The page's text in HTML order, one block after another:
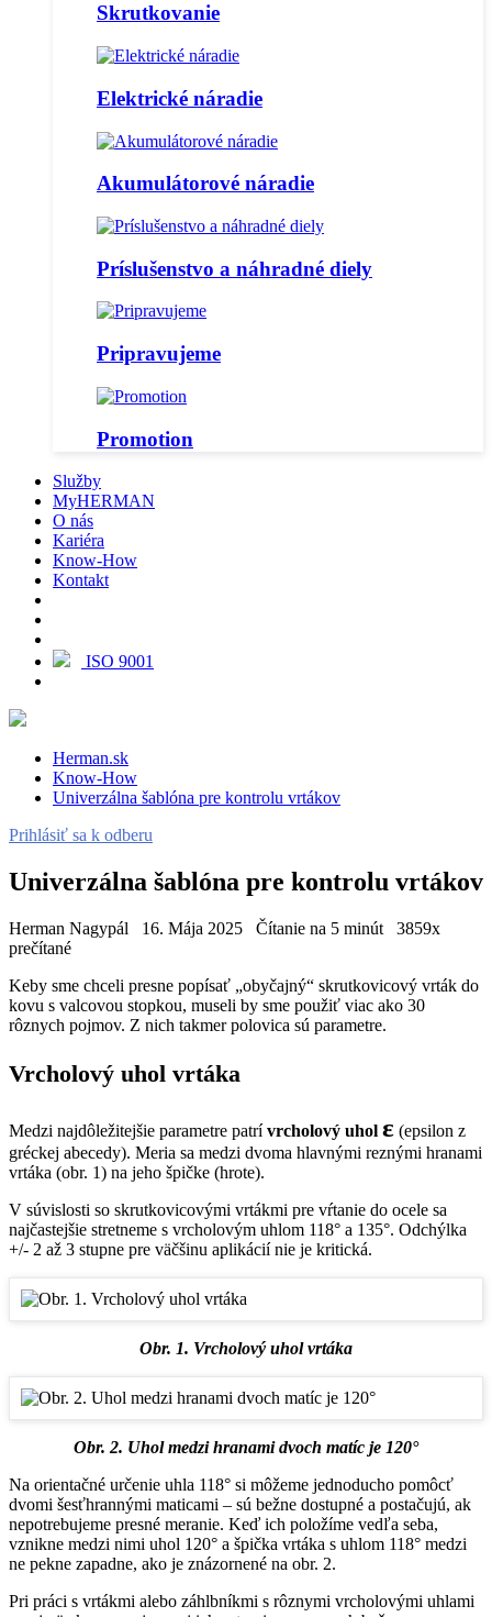
Skrutkovanie
Elektrické náradie
Akumulátorové náradie
Príslušenstvo a náhradné diely
Pripravujeme
Promotion
Služby
MyHERMAN
O nás
Kariéra
Know-How
Kontakt
ISO 9001
Herman.sk
Know-How
Univerzálna šablóna pre kontrolu vrtákov
Prihlásiť sa k odberu
Univerzálna šablóna pre kontrolu vrtákov
Herman Nagypál 16. Mája 2025 Čítanie na 5 minút
3859x
prečítané
Keby sme chceli presne popísať „obyčajný“ skrutkovicový vrták do
kovu s valcovou stopkou, museli by sme použiť viac ako 30
rôznych pojmov. Z nich takmer polovica sú parametre.
Vrcholový uhol vrtáka
Medzi najdôležitejšie parametre patrívrcholový uhol ε (epsilon z
gréckej abecedy). Meria sa medzi dvoma hlavnými reznými hranami
vrtáka (obr. 1) na jeho špičke (hrote).
V súvislosti so skrutkovicovými vrtákmi pre vŕtanie do ocele sa
najčastejšie stretneme s vrcholovým uhlom 118° a 135°. Odchýlka
+/- 2 až 3 stupne pre väčšinu aplikácií nie je kritická.
Obr. 1. Vrcholový uhol vrtáka
Obr. 2. Uhol medzi hranami dvoch matíc je 120°
Na orientačné určenie uhla 118° si môžeme jednoducho pomôcť
dvomi šesťhrannými maticami – sú bežne dostupné a postačujú, ak
nepotrebujeme presné meranie. Keď ich položíme vedľa seba,
vznikne medzi nimi uhol 120° a špička vrtáka s uhlom 118° medzi
ne pekne zapadne, ako je znázornené na obr. 2.
Pri práci s vrtákmi alebo záhlbníkmi s rôznymi vrcholovými uhlami